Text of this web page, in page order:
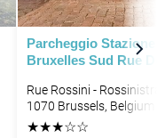
Parcheggio
Bruxelles Sud Rue
Rue Rossini -
1070 Brussels, Belgium
★★★☆☆